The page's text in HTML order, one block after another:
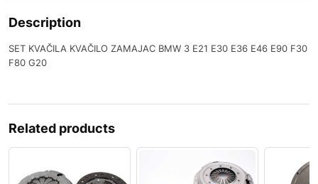
Description
SET KVAČILA KVAČILO ZAMAJAC BMW 3 E21 E30 E36 E46 E90 F30
F80 G20
Related products